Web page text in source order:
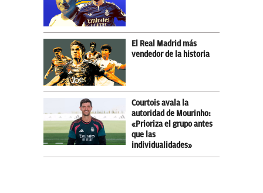
El Real Madrid más
vendedor de la historia
Courtois avala la
autoridad de Mourinho:
«Prioriza el grupo antes
que las
individualidades»